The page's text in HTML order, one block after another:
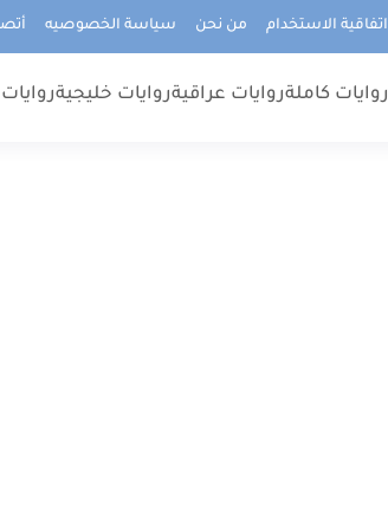
اتفاقية الاستخدام من نحن سياسة الخصوصيه
روايات كاملةروايات عراقيةروايات خليجية